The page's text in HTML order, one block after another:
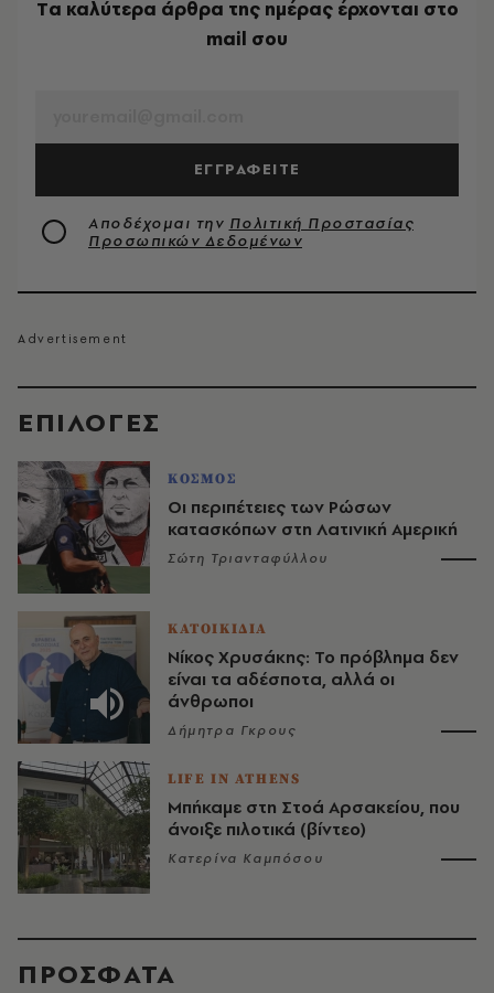
EΠΙΛΟΓΈΣ
ΚΟΣΜΟΣ
Οι περιπέτειες των Ρώσων
κατασκόπων στη Λατινική Αμερική
Σώτη Τριανταφύλλου
ΚΑΤΟΙΚΙΔΙΑ
Νίκος Χρυσάκης: Το πρόβλημα δεν
είναι τα αδέσποτα, αλλά οι
άνθρωποι
Δήμητρα Γκρους
LIFE IN ATHENS
Μπήκαμε στη Στοά Αρσακείου, που
άνοιξε πιλοτικά (βίντεο)
Κατερίνα Καμπόσου
Tα καλύτερα άρθρα της ημέρας έρχονται στο
mail σου
ΕΓΓΡΑΦΕΙΤΕ
Αποδέχομαι την Πολιτική Προστασίας
Προσωπικών Δεδομένων
ΠΡΟΣΦΑΤΑ